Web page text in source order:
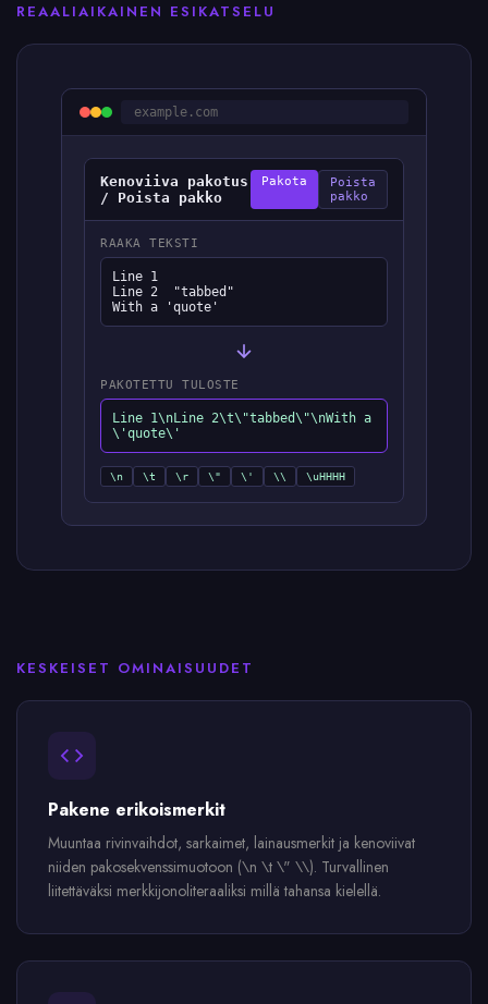
REAALIAIKAINEN ESIKATSELU
example.com
Kenoviiva pakotus
/ Poista pakko
Pakota
Poista
pakko
RAAKA TEKSTI
Line 1
Line 2	"tabbed"
With a 'quote'
PAKOTETTU TULOSTE
Line 1\nLine 2\t\"tabbed\"\nWith a
\'quote\'
\n \t \r \" \' \\ \uHHHH
KESKEISET OMINAISUUDET
Pakene erikoismerkit
Muuntaa rivinvaihdot, sarkaimet, lainausmerkit ja kenoviivat
niiden pakosekvenssimuotoon (\n \t \" \\). Turvallinen
liitettäväksi merkkijonoliteraaliksi millä tahansa kielellä.